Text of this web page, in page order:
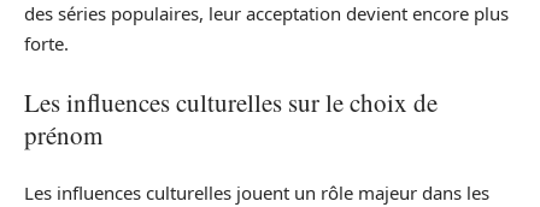
des séries populaires, leur acceptation devient encore plus
forte.
Les influences culturelles sur le choix de
prénom
Les influences culturelles jouent un rôle majeur dans les